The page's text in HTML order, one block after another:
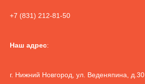
+7 (831) 212-81-50
Наш адрес:
г. Нижний Новгород, ул. Веденяпина, д.30